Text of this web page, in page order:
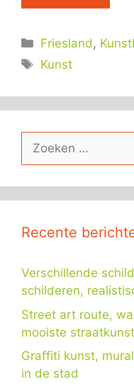
Categorieën
Friesland,
Tags
Kunst
Zoek
Recente
Verschillende
schilderen,
Street art route,
mooiste
Graffiti kunst,
in de stad